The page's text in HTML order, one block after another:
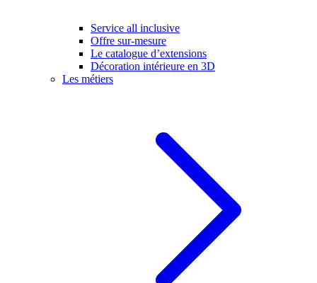
Service all inclusive
Offre sur-mesure
Le catalogue d’extensions
Décoration intérieure en 3D
Les métiers